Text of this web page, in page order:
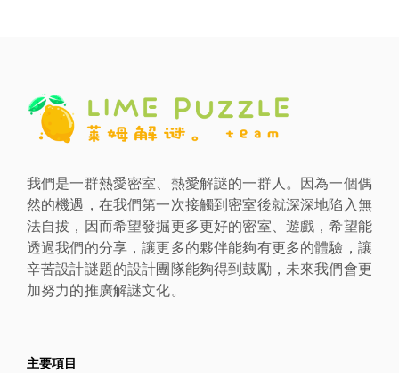
我們是一群熱愛密室、熱愛解謎的一群人。因為一個偶
然的機遇，在我們第一次接觸到密室後就深深地陷入無
法自拔，因而希望發掘更多更好的密室、遊戲，希望能
透過我們的分享，讓更多的夥伴能夠有更多的體驗，讓
辛苦設計謎題的設計團隊能夠得到鼓勵，未來我們會更
加努力的推廣解謎文化。
主要項目